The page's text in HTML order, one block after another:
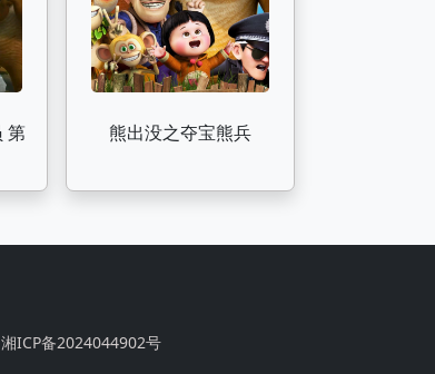
熊出没之夺宝熊兵
湘ICP备2024044902号